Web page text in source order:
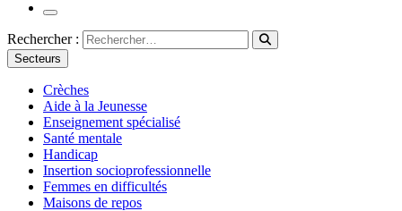
Rechercher :
Secteurs
Crèches
Aide à la Jeunesse
Enseignement spécialisé
Santé mentale
Handicap
Insertion socioprofessionnelle
Femmes en difficultés
Maisons de repos